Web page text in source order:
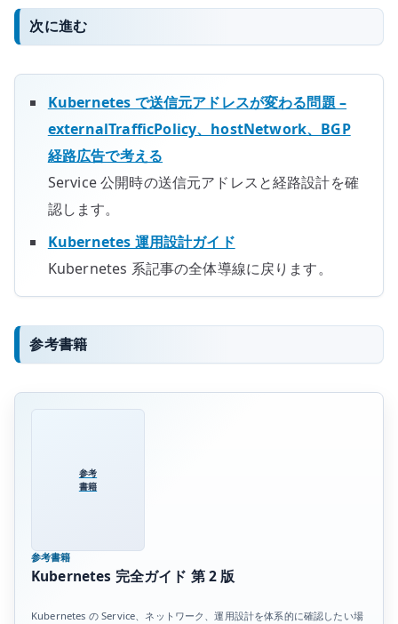
次に進む
Kubernetes で送信元アドレスが変わる問題 –
externalTrafficPolicy、hostNetwork、BGP
経路広告で考える
Service 公開時の送信元アドレスと経路設計を確
認します。
Kubernetes 運用設計ガイド
Kubernetes 系記事の全体導線に戻ります。
参考書籍
参考
書籍
参考書籍
Kubernetes 完全ガイド 第 2 版
Kubernetes の Service、ネットワーク、運用設計を体系的に確認したい場